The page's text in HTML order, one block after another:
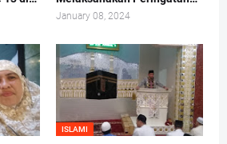
Maulid Nabi Muhammad
January 08, 2024
ISLAMI